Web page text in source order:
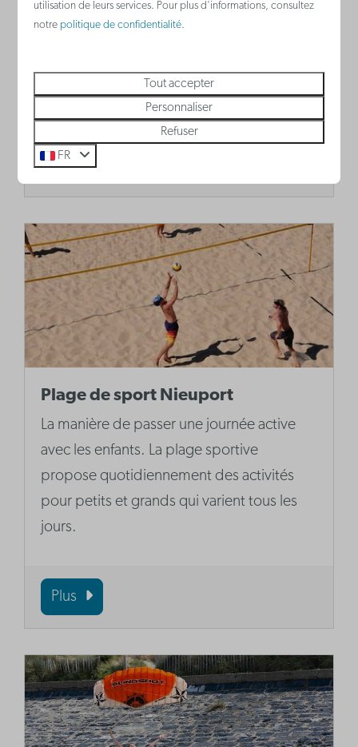
Les skaters peuvent s'amuser dans ce skate
park gratuit tous les jours de 8h à 22h.
Plus
Plage de sport Nieuport
La manière de passer une journée active
avec les enfants. La plage sportive
propose quotidiennement des activités
pour petits et grands qui varient tous les
jours.
Plus
utilisation de leurs services. Pour plus d'informations, consultez
notre politique de confidentialité.
Tout accepter
Personnaliser
Refuser
FR